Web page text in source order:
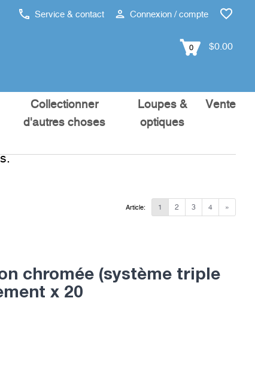
Service & contact Connexion / compte
0 $0.00
Collectionner
d'autres choses
Loupes &
optiques
Vente
1 2 3 4 »
Article:
chromée (système triple
x 20